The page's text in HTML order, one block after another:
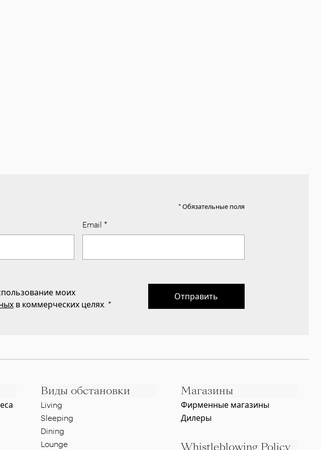
* Обязательные поля
Email *
моих
в коммерческих целях. *
Отправить
Виды обстановки
Living
Sleeping
Dining
Lounge
Магазины
Фирменные магазины
Дилеры
Whistleblowing Policy